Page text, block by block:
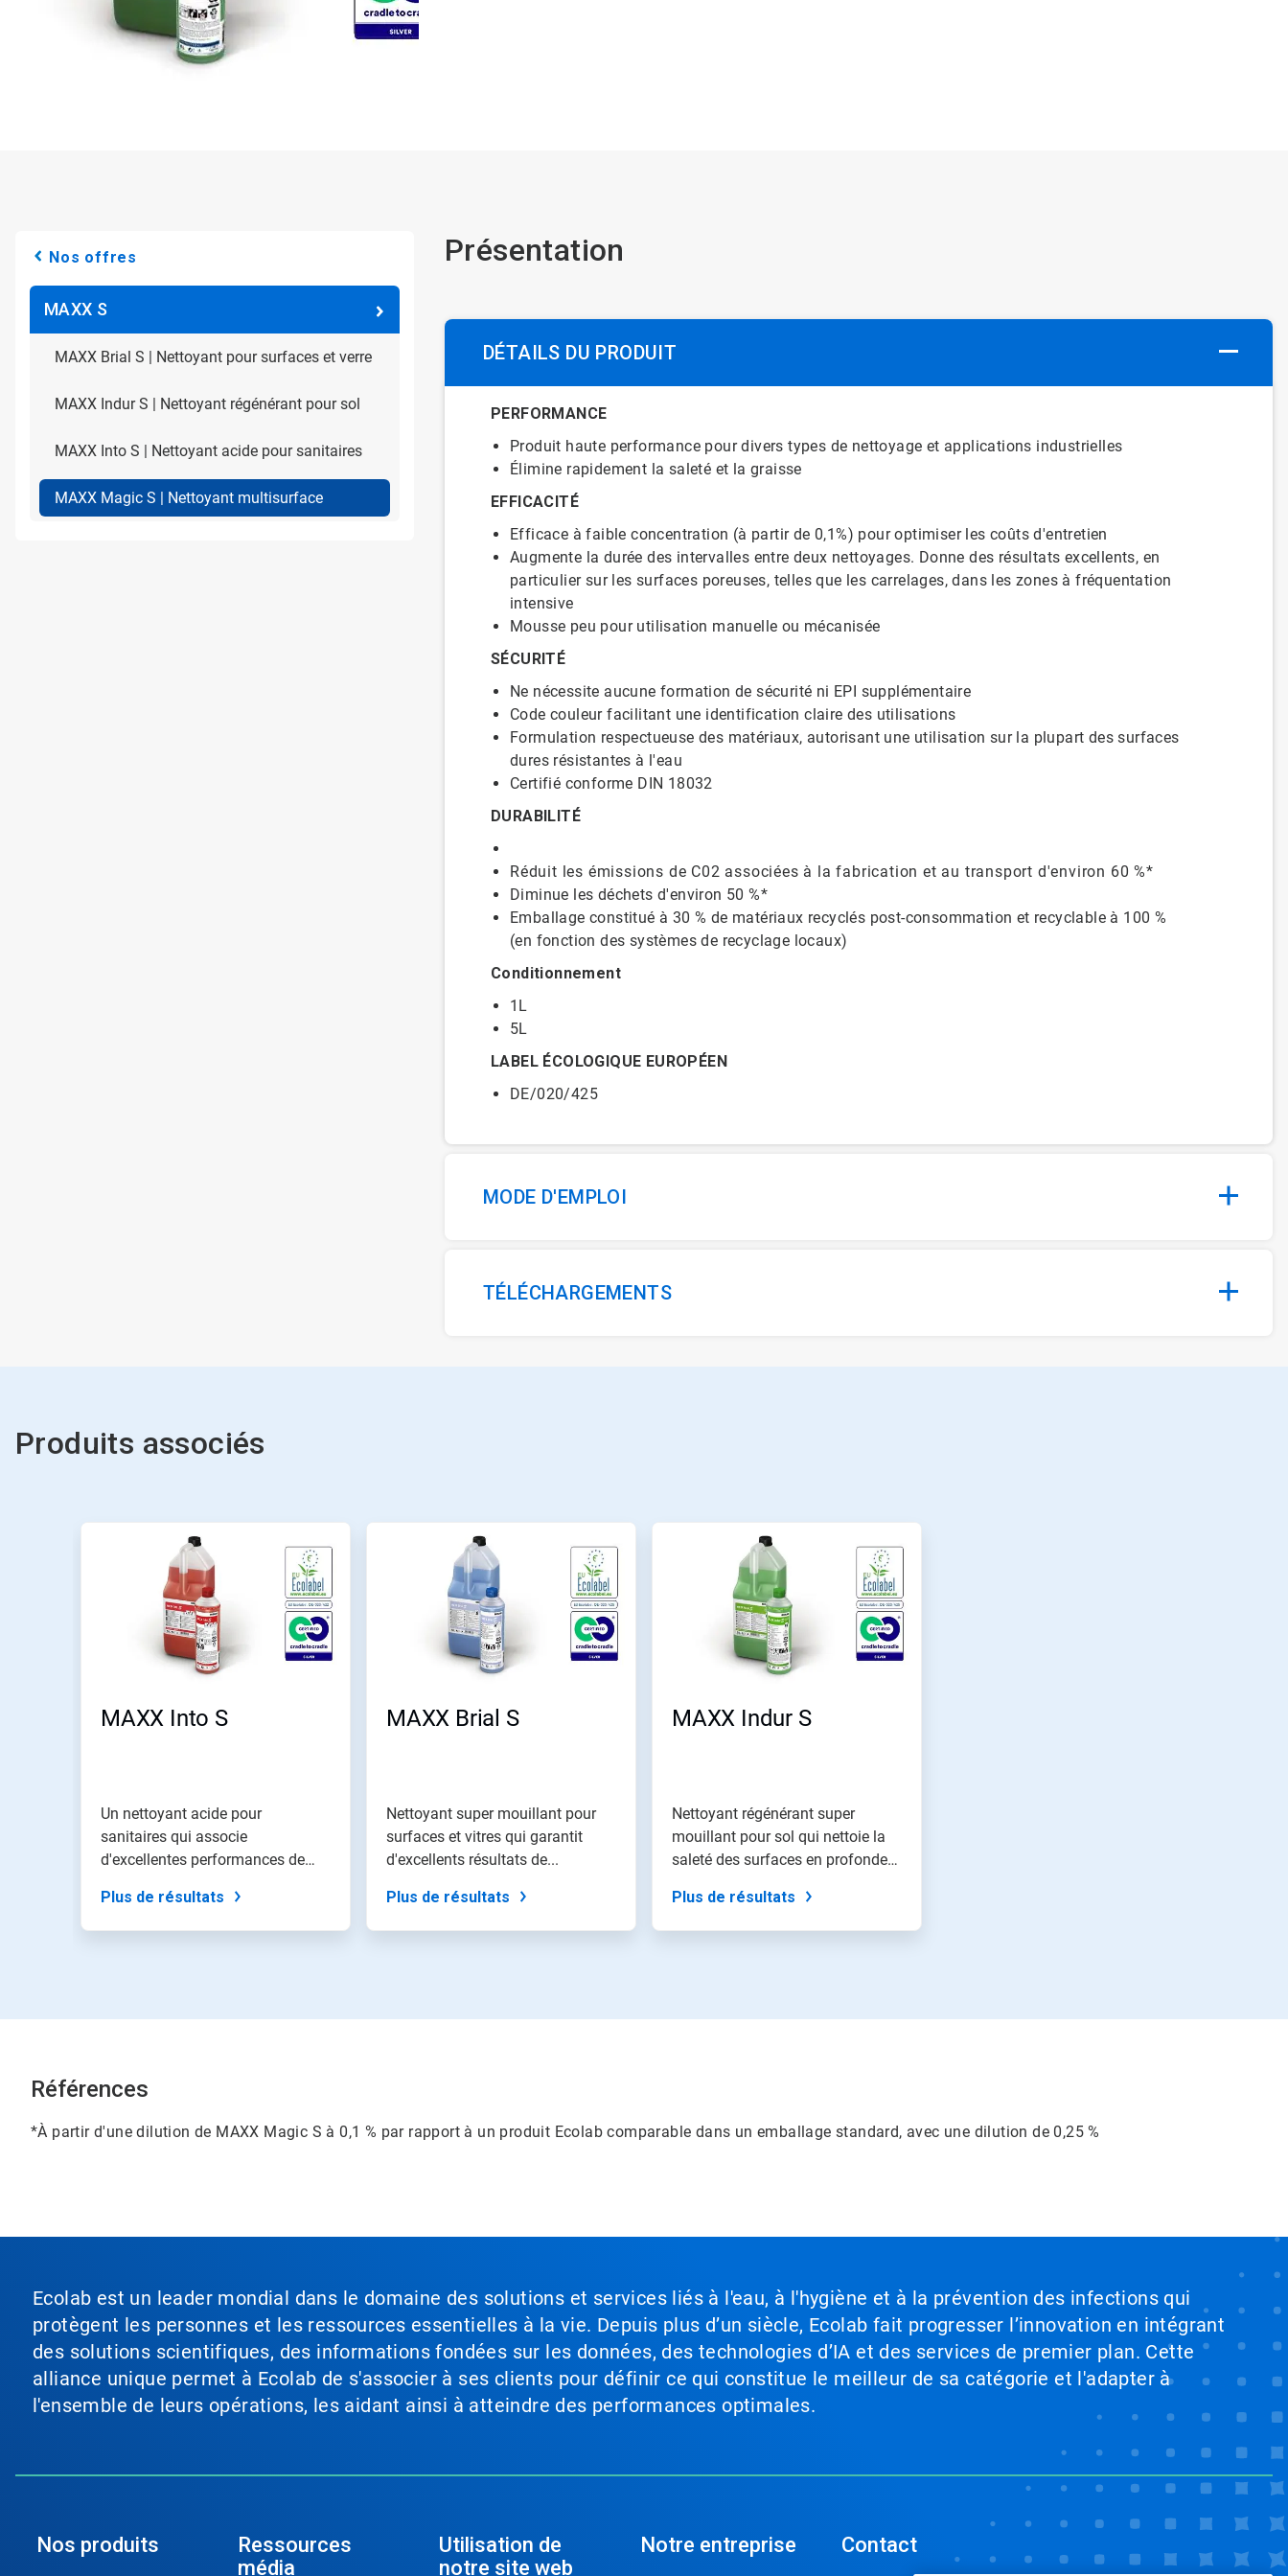
Nos offres
MAXX S
MAXX Brial S | Nettoyant pour surfaces et verre
MAXX Indur S | Nettoyant régénérant pour sol
MAXX Into S | Nettoyant acide pour sanitaires
MAXX Magic S | Nettoyant multisurface
Présentation
DÉTAILS DU PRODUIT
PERFORMANCE
Produit haute performance pour divers types de nettoyage et applications industrielles
Élimine rapidement la saleté et la graisse
EFFICACITÉ
Efficace à faible concentration (à partir de 0,1%) pour optimiser les coûts d'entretien
Augmente la durée des intervalles entre deux nettoyages. Donne des résultats excellents, en
particulier sur les surfaces poreuses, telles que les carrelages, dans les zones à fréquentation
intensive
Mousse peu pour utilisation manuelle ou mécanisée
SÉCURITÉ
Ne nécessite aucune formation de sécurité ni EPI supplémentaire
Code couleur facilitant une identification claire des utilisations
Formulation respectueuse des matériaux, autorisant une utilisation sur la plupart des surfaces
dures résistantes à l'eau
Certifié conforme DIN 18032
DURABILITÉ
Réduit les émissions de C02 associées à la fabrication et au transport d'environ 60 %*
Diminue les déchets d'environ 50 %*
Emballage constitué à 30 % de matériaux recyclés post-consommation et recyclable à 100 %
(en fonction des systèmes de recyclage locaux)
Conditionnement
1L
5L
LABEL ÉCOLOGIQUE EUROPÉEN
DE/020/425
MODE D'EMPLOI
TÉLÉCHARGEMENTS
Produits associés
MAXX Into S
Un nettoyant acide pour
sanitaires qui associe
d'excellentes performances de
Plus de résultats
MAXX Brial S
Nettoyant super mouillant pour
surfaces et vitres qui garantit
d'excellents résultats de...
Plus de résultats
MAXX Indur S
Nettoyant régénérant super
mouillant pour sol qui nettoie la
saleté des surfaces en profondeur
Plus de résultats
Références
*À partir d'une dilution de MAXX Magic S à 0,1 % par rapport à un produit Ecolab comparable dans un emballage standard, avec une dilution de 0,25 %
Ecolab est un leader mondial dans le domaine des solutions et services liés à l'eau, à l'hygiène et à la prévention des infections qui
protègent les personnes et les ressources essentielles à la vie. Depuis plus d’un siècle, Ecolab fait progresser l’innovation en intégrant
des solutions scientifiques, des informations fondées sur les données, des technologies d’IA et des services de premier plan. Cette
alliance unique permet à Ecolab de s'associer à ses clients pour définir ce qui constitue le meilleur de sa catégorie et l'adapter à
l'ensemble de leurs opérations, les aidant ainsi à atteindre des performances optimales.
Nos produits
Ressources
média
Utilisation de
notre site web
Notre entreprise Contact